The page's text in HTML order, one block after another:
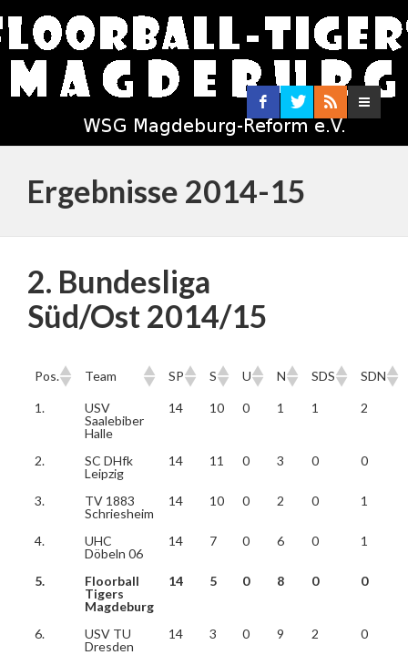
Ergebnisse 2014-15
2. Bundesliga
Süd/Ost 2014/15
Pos. Team SP S U N SDS SDN
1.
USV
Saalebiber
Halle
14 10 0 1 1 2
2.
SC DHfk
Leipzig
14 11 0 3 0 0
3.
TV 1883
Schriesheim
14 10 0 2 0 1
4.
UHC
Döbeln 06
14 7 0 6 0 1
5.
Floorball
Tigers
Magdeburg
14 5 0 8 0 0
6.
USV TU
Dresden
14 3 0 9 2 0